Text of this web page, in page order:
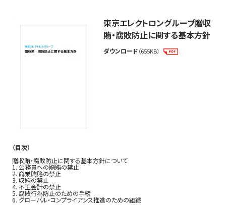
輸出入
2 会社資産と財産(1.2MB)
東京エレクトロングループ贈収
賄・腐敗防止に関する基本方針
ダウンロード（655KB）
（目次）
贈収賄・腐敗防止に関する基本方針について
1. 公務員への贈賄の禁止
2. 商業賄賂の禁止
3. 収賄の禁止
4. 不正会計の禁止
5. 腐敗行為防止のための手続
6. グローバル・コンプライアンス推進のための組織